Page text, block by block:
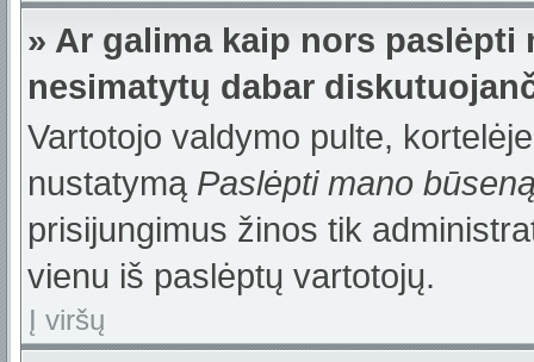
» Ar galima kaip nors
nesimatytų dabar
Vartotojo valdymo pulte,
nustatymą Paslėpti mano
prisijungimus žinos tik
vienu iš paslėptų vartotojų.
Į viršų